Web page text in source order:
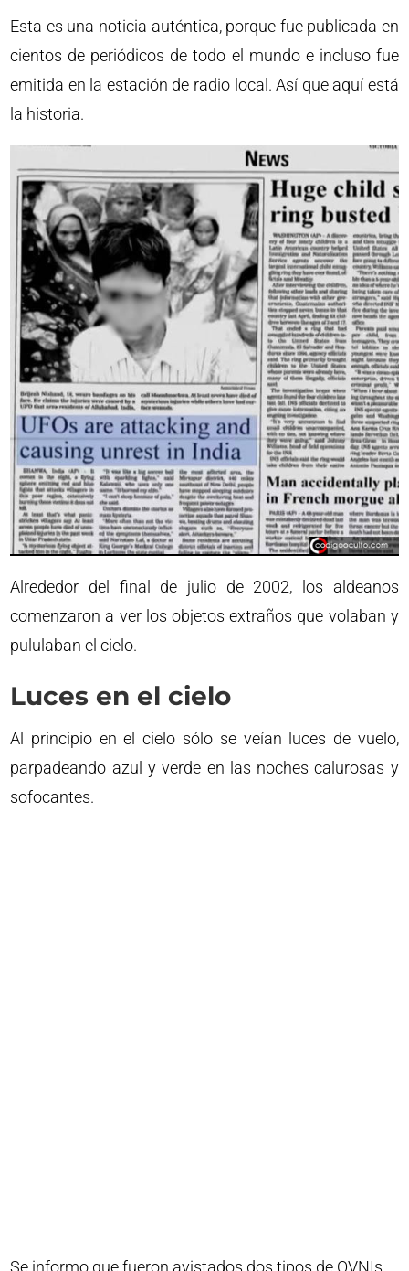
Esta es una noticia auténtica, porque fue publicada en
cientos de periódicos de todo el mundo e incluso fue
emitida en la estación de radio local. Así que aquí está
la historia.
Alrededor del final de julio de 2002, los aldeanos
comenzaron a ver los objetos extraños que volaban y
pululaban el cielo.
Luces en el cielo
Al principio en el cielo sólo se veían luces de vuelo,
parpadeando azul y verde en las noches calurosas y
sofocantes.
Se informo que fueron avistados dos tipos de OVNIs.